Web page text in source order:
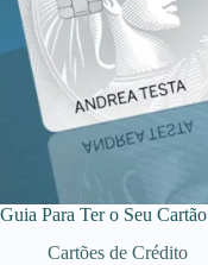
Guia Para Ter o Seu
Cartões de Crédito